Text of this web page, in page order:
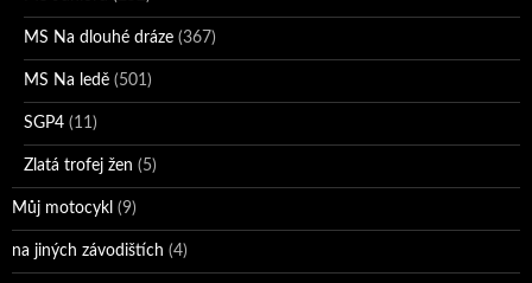
MS Na dlouhé dráze (367)
MS Na ledě (501)
SGP4 (11)
Zlatá trofej žen (5)
Můj motocykl (9)
na jiných závodištích (4)